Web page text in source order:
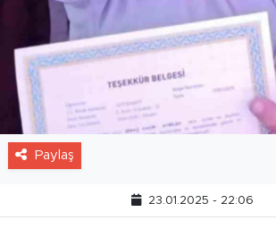
Paylaş
23.01.2025 - 22:06